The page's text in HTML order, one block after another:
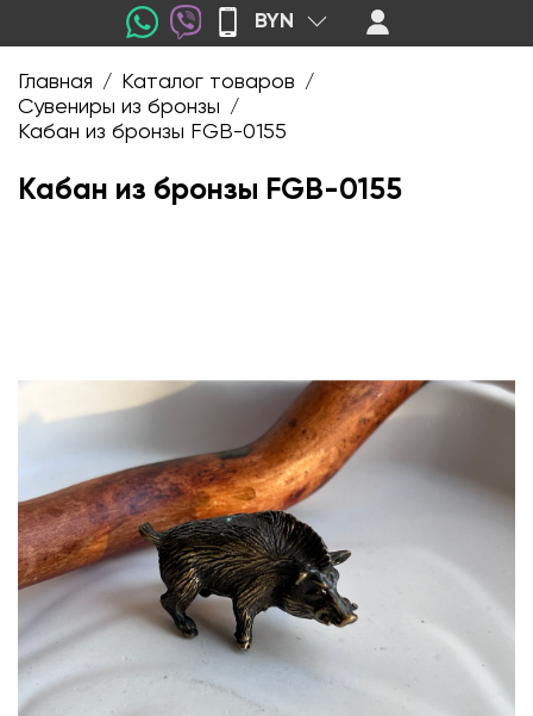
BYN
Главная / Каталог товаров /
Сувениры из бронзы /
Кабан из бронзы FGB-0155
Кабан из бронзы FGB-0155